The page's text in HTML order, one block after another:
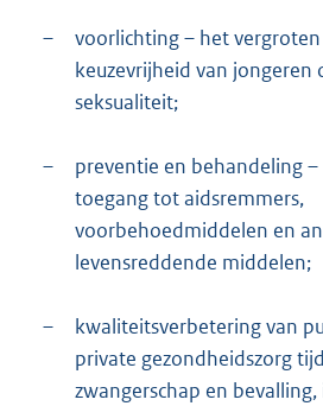
–
voorlichting – het
keuzevrijheid van jongeren
seksualiteit;
–
preventie en behandeling
toegang tot aidsremmers,
voorbehoedmiddelen en
levensreddende middelen;
–
kwaliteitsverbetering van
private gezondheidszorg
zwangerschap en